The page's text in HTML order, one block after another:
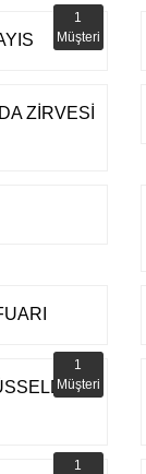
1
Müşteri
ZİRVESİ
1
Müşteri
1